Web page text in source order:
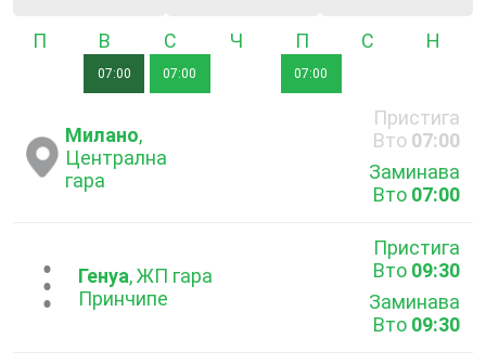
ПонеделникВторник
07:00 07:00
Четвъртък
07:00
Събота
Милано,
Централна
гара
Пристига
Вто 07:00
Заминава
Вто 07:00
...Генуа, ЖП гара
Принчипе
Пристига
Вто 09:30
Заминава
Вто 09:30